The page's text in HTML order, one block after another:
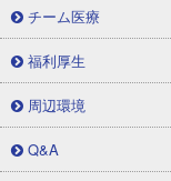
チーム医療
福利厚生
周辺環境
Q&A